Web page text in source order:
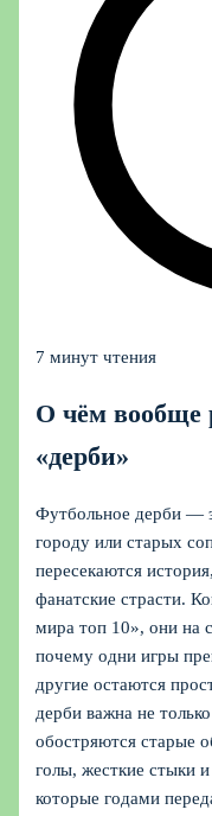
7 минут чтения
О чём вообще
«дерби»
Футбольное дерби —
городу или старых
пересекаются
фанатские страсти.
мира топ 10», они на
почему одни игры
другие остаются
дерби важна не
обостряются старые
голы, жесткие стыки
которые годами